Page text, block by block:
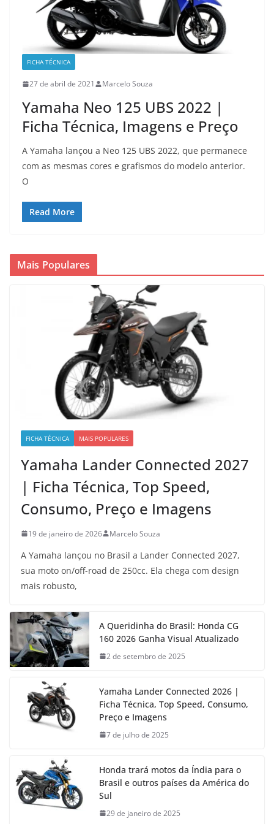
FICHA TÉCNICA
27 de abril de 2021 Marcelo Souza
Yamaha Neo 125 UBS 2022 |
Ficha Técnica, Imagens e Preço
A Yamaha lançou a Neo 125 UBS 2022, que permanece
com as mesmas cores e grafismos do modelo anterior.
O
Read More
Mais Populares
FICHA TÉCNICA MAIS POPULARES
Yamaha Lander Connected 2027
| Ficha Técnica, Top Speed,
Consumo, Preço e Imagens
19 de janeiro de 2026 Marcelo Souza
A Yamaha lançou no Brasil a Lander Connected 2027,
sua moto on/off-road de 250cc. Ela chega com design
mais robusto,
A Queridinha do Brasil: Honda CG
160 2026 Ganha Visual Atualizado
2 de setembro de 2025
Yamaha Lander Connected 2026 |
Ficha Técnica, Top Speed, Consumo,
Preço e Imagens
7 de julho de 2025
Honda trará motos da Índia para o
Brasil e outros países da América do
Sul
29 de janeiro de 2025